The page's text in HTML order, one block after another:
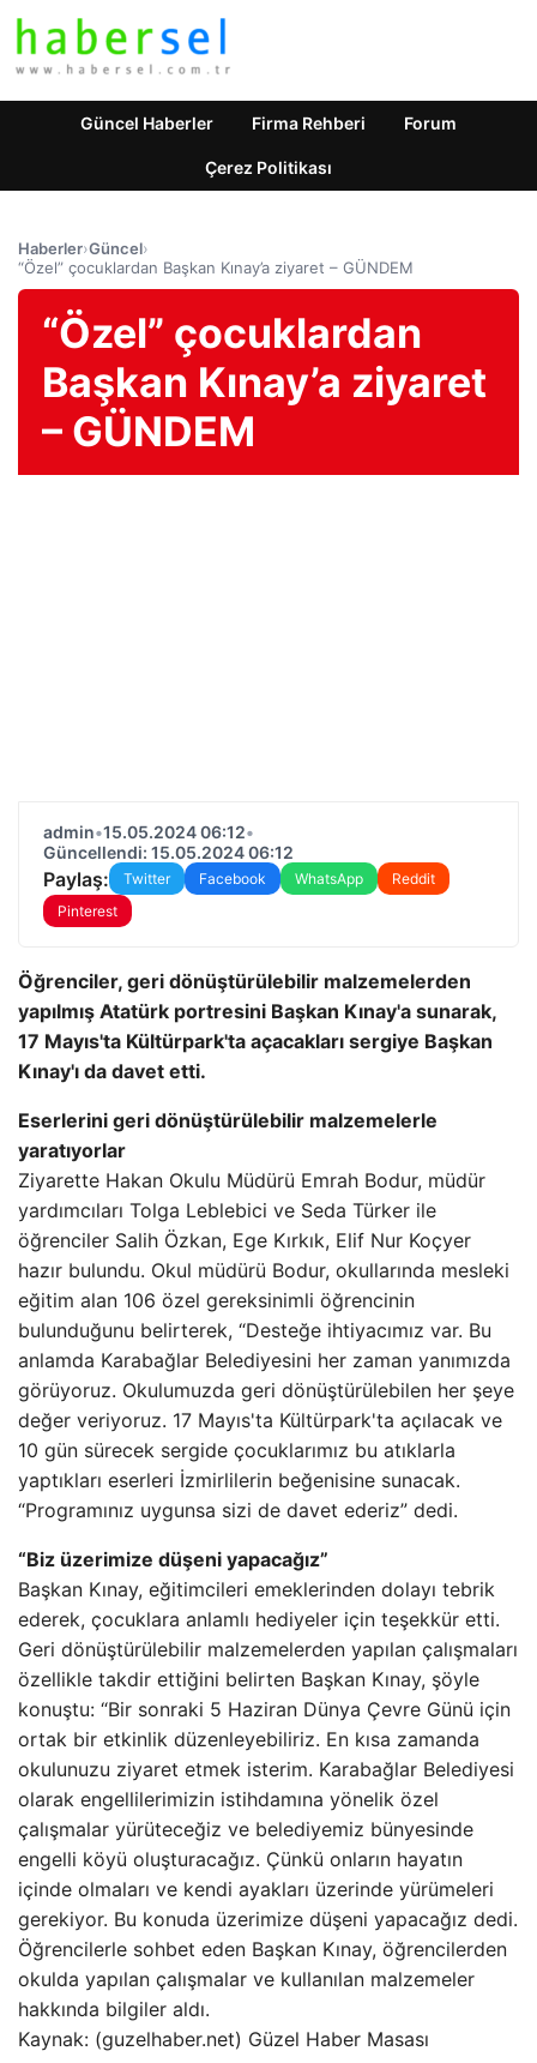
Güncel Haberler Firma Rehberi Forum
Çerez Politikası
Haberler›Güncel›
“Özel” çocuklardan Başkan Kınay’a ziyaret – GÜNDEM
“Özel” çocuklardan
Başkan Kınay’a ziyaret
– GÜNDEM
admin•15.05.2024 06:12•
Güncellendi: 15.05.2024 06:12
Paylaş: Twitter Facebook WhatsApp
Reddit
Pinterest
Öğrenciler, geri dönüştürülebilir malzemelerden
yapılmış Atatürk portresini Başkan Kınay'a sunarak,
17 Mayıs'ta Kültürpark'ta açacakları sergiye Başkan
Kınay'ı da davet etti.
Eserlerini geri dönüştürülebilir malzemelerle
yaratıyorlar
Ziyarette Hakan Okulu Müdürü Emrah Bodur, müdür
yardımcıları Tolga Leblebici ve Seda Türker ile
öğrenciler Salih Özkan, Ege Kırkık, Elif Nur Koçyer
hazır bulundu. Okul müdürü Bodur, okullarında mesleki
eğitim alan 106 özel gereksinimli öğrencinin
bulunduğunu belirterek, “Desteğe ihtiyacımız var. Bu
anlamda Karabağlar Belediyesini her zaman yanımızda
görüyoruz. Okulumuzda geri dönüştürülebilen her şeye
değer veriyoruz. 17 Mayıs'ta Kültürpark'ta açılacak ve
10 gün sürecek sergide çocuklarımız bu atıklarla
yaptıkları eserleri İzmirlilerin beğenisine sunacak.
“Programınız uygunsa sizi de davet ederiz” dedi.
“Biz üzerimize düşeni yapacağız”
Başkan Kınay, eğitimcileri emeklerinden dolayı tebrik
ederek, çocuklara anlamlı hediyeler için teşekkür etti.
Geri dönüştürülebilir malzemelerden yapılan çalışmaları
özellikle takdir ettiğini belirten Başkan Kınay, şöyle
konuştu: “Bir sonraki 5 Haziran Dünya Çevre Günü için
ortak bir etkinlik düzenleyebiliriz. En kısa zamanda
okulunuzu ziyaret etmek isterim. Karabağlar Belediyesi
olarak engellilerimizin istihdamına yönelik özel
çalışmalar yürüteceğiz ve belediyemiz bünyesinde
engelli köyü oluşturacağız. Çünkü onların hayatın
içinde olmaları ve kendi ayakları üzerinde yürümeleri
gerekiyor. Bu konuda üzerimize düşeni yapacağız dedi.
Öğrencilerle sohbet eden Başkan Kınay, öğrencilerden
okulda yapılan çalışmalar ve kullanılan malzemeler
hakkında bilgiler aldı.
Kaynak: (guzelhaber.net) Güzel Haber Masası